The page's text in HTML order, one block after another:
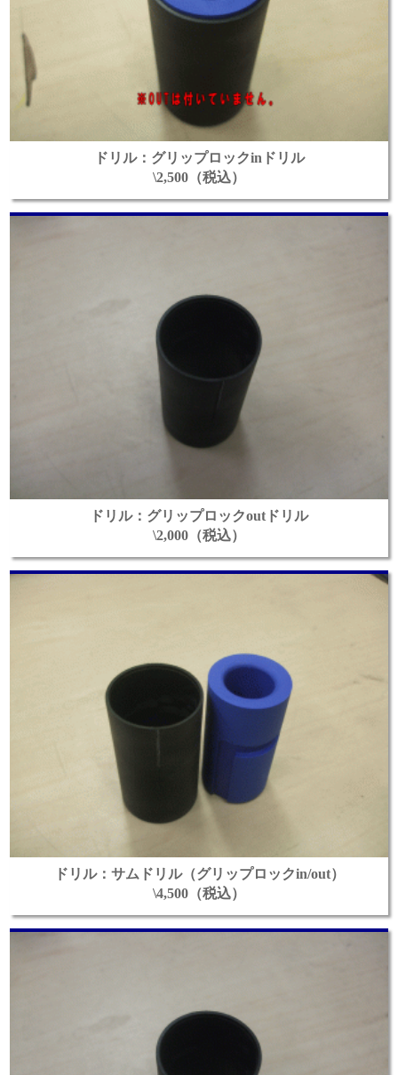
ドリル：グリップロックinドリル
\2,500（税込）
ドリル：グリップロックoutドリル
\2,000（税込）
ドリル：サムドリル（グリップロックin/out）
\4,500（税込）